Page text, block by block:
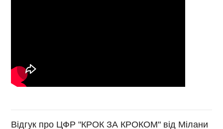
Відгук про ЦФР "КРОК ЗА КРОКОМ" від Мілани